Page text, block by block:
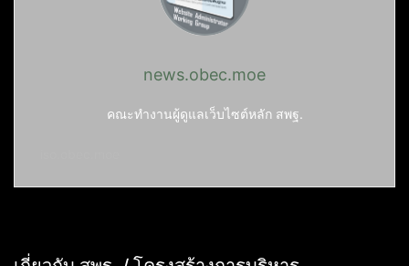
news.obec.moe
คณะทำงานผู้ดูแลเว็บไซต์หลัก สพฐ.